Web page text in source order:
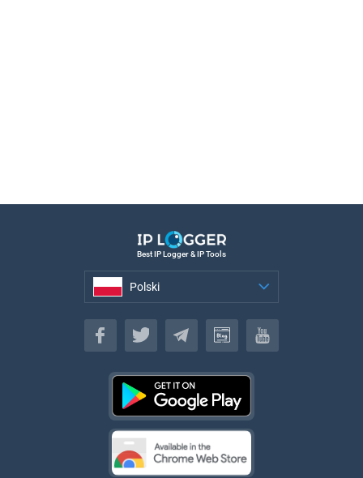
Best IP Logger & IP Tools
Polski
Polski